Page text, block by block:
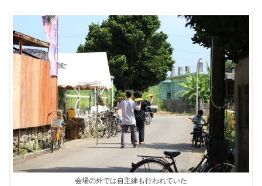
会場の外では自主練も行われていた